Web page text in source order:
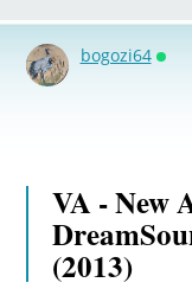
bogozi64
VA - New
(2013)